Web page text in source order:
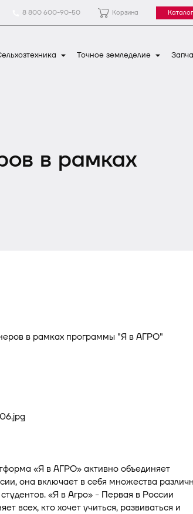
8 800 600-90-50 Корзина
Точное земледелие
в рамках
«Я в АГРО» активно объединяет
она включает в себя множества
«Я в Агро» - Первая в России
всех, кто хочет учиться, развиваться и